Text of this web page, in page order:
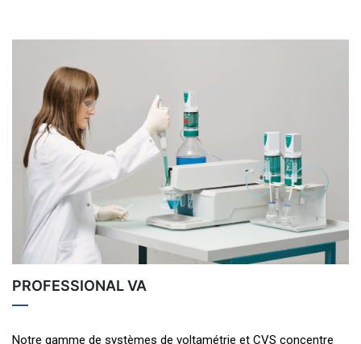
PROFESSIONAL VA
Notre gamme de systèmes de voltamétrie et CVS concentre